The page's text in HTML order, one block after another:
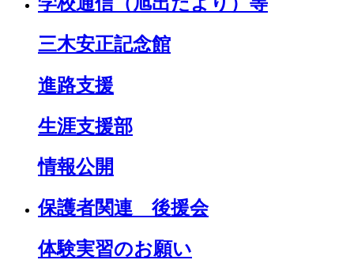
三木安正記念館
進路支援
生涯支援部
情報公開
保護者関連 後援会
体験実習のお願い